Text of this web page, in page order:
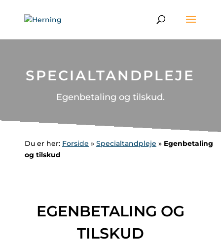
content
SPECIALTANDPLEJE
Egenbetaling og tilskud.
Du er her: Forside » Specialtandpleje » Egenbetaling
og tilskud
EGENBETALING OG
TILSKUD